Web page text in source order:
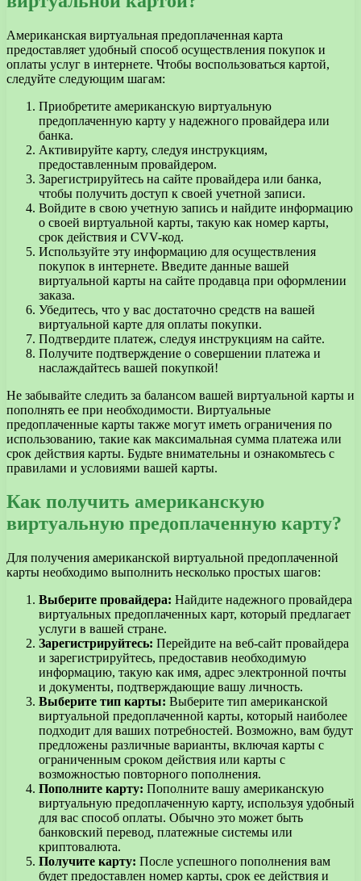
Американская виртуальная предоплаченная карта
предоставляет удобный способ осуществления покупок и
оплаты услуг в интернете. Чтобы воспользоваться картой,
следуйте следующим шагам:
Приобретите американскую виртуальную
предоплаченную карту у надежного провайдера или
банка.
Активируйте карту, следуя инструкциям,
предоставленным провайдером.
Зарегистрируйтесь на сайте провайдера или банка,
чтобы получить доступ к своей учетной записи.
Войдите в свою учетную запись и найдите информацию
о своей виртуальной карты, такую как номер карты,
срок действия и CVV-код.
Используйте эту информацию для осуществления
покупок в интернете. Введите данные вашей
виртуальной карты на сайте продавца при оформлении
заказа.
Убедитесь, что у вас достаточно средств на вашей
виртуальной карте для оплаты покупки.
Подтвердите платеж, следуя инструкциям на сайте.
Получите подтверждение о совершении платежа и
наслаждайтесь вашей покупкой!
Не забывайте следить за балансом вашей виртуальной карты и
пополнять ее при необходимости. Виртуальные
предоплаченные карты также могут иметь ограничения по
использованию, такие как максимальная сумма платежа или
срок действия карты. Будьте внимательны и ознакомьтесь с
правилами и условиями вашей карты.
Как получить американскую
виртуальную предоплаченную карту?
Для получения американской виртуальной предоплаченной
карты необходимо выполнить несколько простых шагов:
Выберите провайдера: Найдите надежного провайдера
виртуальных предоплаченных карт, который предлагает
услуги в вашей стране.
Зарегистрируйтесь: Перейдите на веб-сайт провайдера
и зарегистрируйтесь, предоставив необходимую
информацию, такую как имя, адрес электронной почты
и документы, подтверждающие вашу личность.
Выберите тип карты: Выберите тип американской
виртуальной предоплаченной карты, который наиболее
подходит для ваших потребностей. Возможно, вам будут
предложены различные варианты, включая карты с
ограниченным сроком действия или карты с
возможностью повторного пополнения.
Пополните карту: Пополните вашу американскую
виртуальную предоплаченную карту, используя удобный
для вас способ оплаты. Обычно это может быть
банковский перевод, платежные системы или
криптовалюта.
Получите карту: После успешного пополнения вам
будет предоставлен номер карты, срок ее действия и